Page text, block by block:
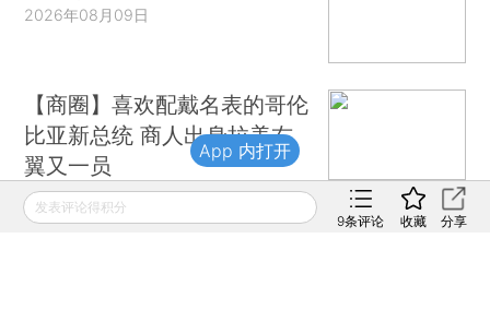
2026年08月09日
【商圈】喜欢配戴名表的哥伦
比亚新总统 商人出身拉美右
翼又一员
2026年08月09日
发表评论得积分
9条评论 收藏 分享
App 内打开